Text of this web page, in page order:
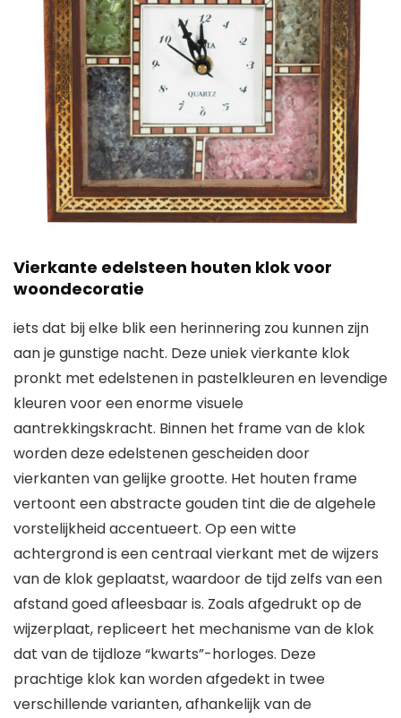
Vierkante edelsteen houten klok voor
woondecoratie
iets dat bij elke blik een herinnering zou kunnen zijn
aan je gunstige nacht. Deze uniek vierkante klok
pronkt met edelstenen in pastelkleuren en levendige
kleuren voor een enorme visuele
aantrekkingskracht. Binnen het frame van de klok
worden deze edelstenen gescheiden door
vierkanten van gelijke grootte. Het houten frame
vertoont een abstracte gouden tint die de algehele
vorstelijkheid accentueert. Op een witte
achtergrond is een centraal vierkant met de wijzers
van de klok geplaatst, waardoor de tijd zelfs van een
afstand goed afleesbaar is. Zoals afgedrukt op de
wijzerplaat, repliceert het mechanisme van de klok
dat van de tijdloze “kwarts”-horloges. Deze
prachtige klok kan worden afgedekt in twee
verschillende varianten, afhankelijk van de